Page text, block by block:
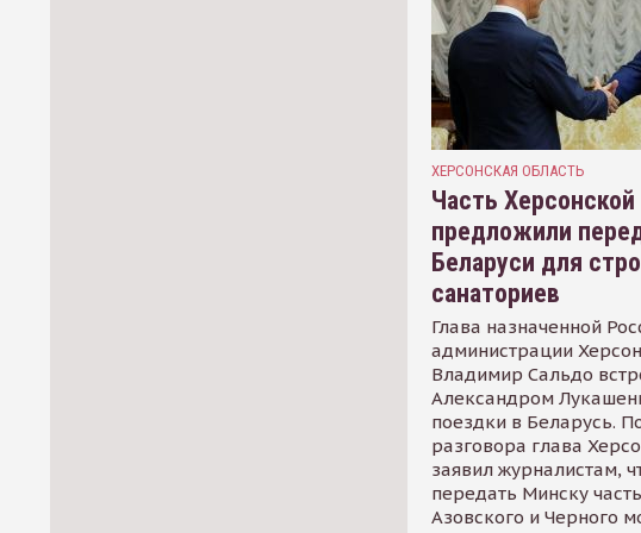
ХЕРСОНСКАЯ ОБЛАСТЬ
Часть Херсонской
предложили
Беларуси для
санаториев
Глава назначенной
администрации
Владимир Сальдо
Александром
поездки в Беларусь.
разговора глава
заявил журналистам,
передать Минску
Азовского и Черного